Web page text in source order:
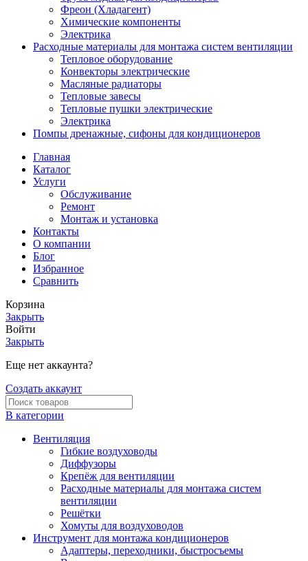
Фреон (Хладагент)
Химические компоненты
Электрика
Расходные материалы для монтажа систем вентиляции
Тепловое оборудование
Конвекторы электрические
Масляные радиаторы
Тепловые завесы
Тепловые пушки электрические
Электрика
Помпы дренажные, сифоны для кондиционеров
Главная
Каталог
Услуги
Обслуживание
Ремонт
Монтаж и установка
Контакты
О компании
Блог
Избранное
Сравнить
Корзина
Закрыть
Войти
Закрыть
Еще нет аккаунта?
Создать аккаунт
В категории
Вентиляция
Гибкие воздуховоды
Диффузоры
Крепёж для вентиляции
Расходные материалы для монтажа систем
вентиляции
Решётки
Хомуты для воздуховодов
Инструмент для монтажа кондиционеров
Адаптеры, переходники, быстросъемы